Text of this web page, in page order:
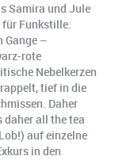
Samira und Jule
Funkstille.
Gange –
rote
Nebelkerzen
tief in die
Daher
daher all the tea
auf einzelne
in den